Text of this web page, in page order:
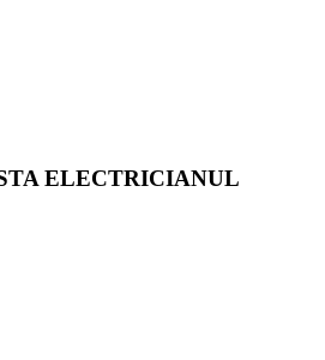
ELECTRICIANUL